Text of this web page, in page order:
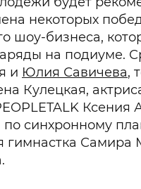
некоторых
шоу-бизнеса,
на подиуме.
и Юлия Савичева,
Кулецкая,
Ксения
синхронному
гимнастка Самира